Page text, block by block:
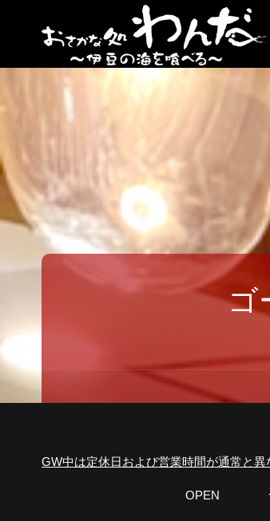
ゴ
GW中は定休日および営業時間が通常と異
OPEN ラストオ